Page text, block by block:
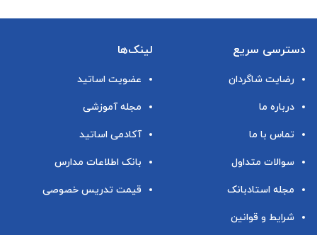
دسترسی سریع
رضایت شاگردان
درباره ما
تماس با ما
سوالات متداول
مجله استادبانک
شرایط و قوانین
لینک‌ها
عضویت اساتید
مجله آموزشی
آکادمی اساتید
بانک اطلاعات مدارس
قیمت تدریس خصوصی